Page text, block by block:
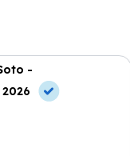
-
2026